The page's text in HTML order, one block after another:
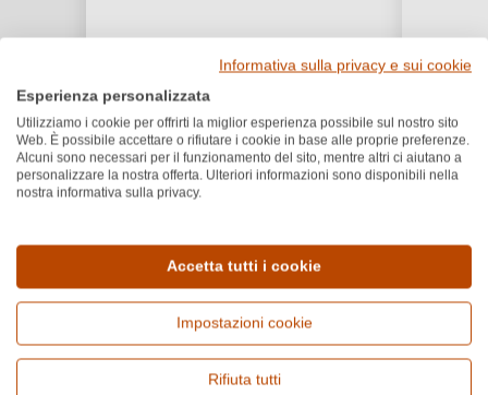
Dettagli del prodotto
Paese e regione
Vitigno e tipologia
Sangiovese, Vino rosso
Origine
Qualità
DOC
Informativa sulla privacy e sui cookie
Esperienza personalizzata
Utilizziamo i cookie per offrirti la miglior esperienza possibile sul nostro sito
Web. È possibile accettare o rifiutare i cookie in base alle proprie preferenze.
Alcuni sono necessari per il funzionamento del sito, mentre altri ci aiutano a
personalizzare la nostra offerta. Ulteriori informazioni sono disponibili nella
nostra informativa sulla privacy.
Accetta tutti i cookie
Impostazioni cookie
Rifiuta tutti